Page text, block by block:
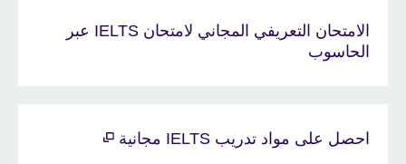
الامتحان التعريفي المجاني لامتحان IELTS عبر
الحاسوب
احصل على مواد تدريب IELTS مجانية